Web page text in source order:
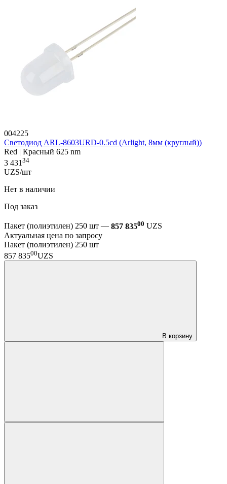
004225
Светодиод ARL-8603URD-0.5cd (Arlight, 8мм (круглый))
Red | Красный 625 nm
3 43134
UZS/шт
Нет в наличии
Под заказ
Пакет (полиэтилен) 250 шт — 857 83500 UZS
Актуальная цена по запросу
Пакет (полиэтилен) 250 шт
857 83500UZS
В корзину